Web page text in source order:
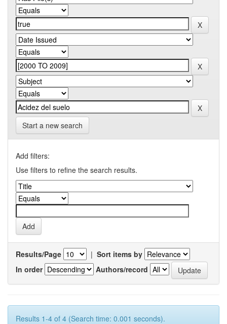
Start a new search
Add filters:
Use filters to refine the search results.
Results/Page | Sort items by
In order
Authors/record
Results 1-4 of 4 (Search time: 0.001 seconds).